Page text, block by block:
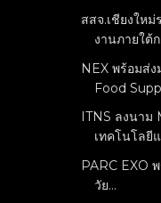
สสจ.เชียงให
งานภายใต้ก
NEX พร้อมส่
Food
ITNS ลงนาม
เทคโนโลยี
PARC EXO
วัย...